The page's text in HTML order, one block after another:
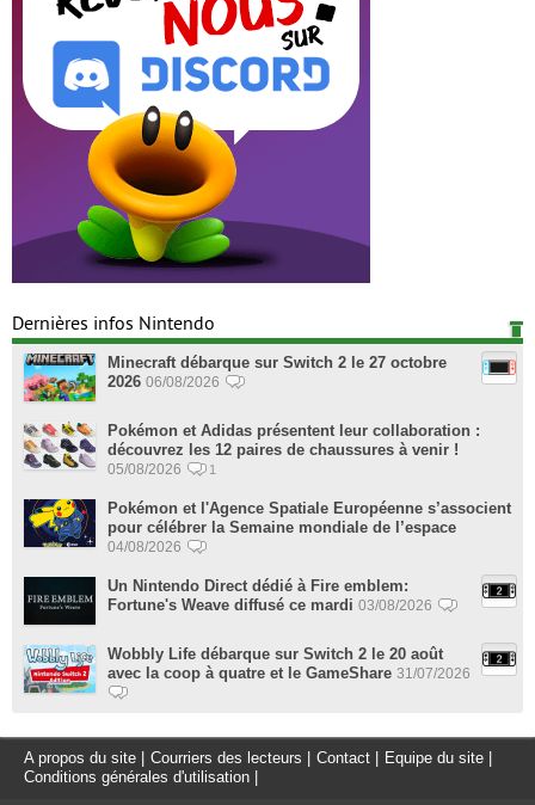
Dernières infos Nintendo
Minecraft débarque sur Switch 2 le 27 octobre
2026 06/08/2026
Pokémon et Adidas présentent leur collaboration :
découvrez les 12 paires de chaussures à venir !
05/08/2026 1
Pokémon et l'Agence Spatiale Européenne s’associent
pour célébrer la Semaine mondiale de l’espace
04/08/2026
Un Nintendo Direct dédié à Fire emblem:
Fortune's Weave diffusé ce mardi 03/08/2026
Wobbly Life débarque sur Switch 2 le 20 août
avec la coop à quatre et le GameShare 31/07/2026
A propos du site | Courriers des lecteurs | Contact | Equipe du site |
Conditions générales d'utilisation |